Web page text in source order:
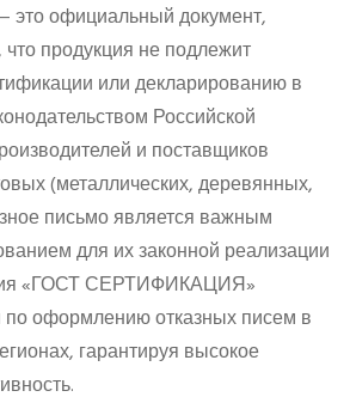
это официальный документ,
продукция не подлежит
или декларированию в
Российской
и поставщиков
(металлических, деревянных,
письмо является важным
для их законной реализации
«ГОСТ СЕРТИФИКАЦИЯ»
по оформлению отказных писем в
гарантируя высокое